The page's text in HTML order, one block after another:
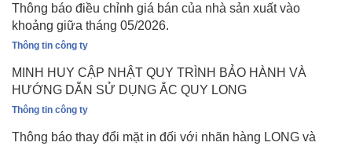
Thông báo điều chỉnh giá bán của nhà sản xuất vào
khoảng giữa tháng 05/2026.
Thông tin công ty
MINH HUY CẬP NHẬT QUY TRÌNH BẢO HÀNH VÀ
HƯỚNG DẪN SỬ DỤNG ẮC QUY LONG
Thông tin công ty
Thông báo thay đổi mặt in đối với nhãn hàng LONG và